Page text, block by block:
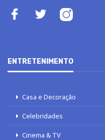
ENTRETENIMENTO
Casa e Decoração
Celebridades
Cinema & TV